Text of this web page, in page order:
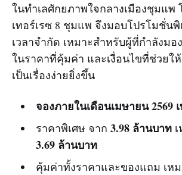
ในทำเลศักยภาพใจกลางเมืองชุมแพ
เทอร์เรซ 8 ชุมแพ จึงมอบโปรโมชั่นพิ
เวลาจำกัด เหมาะสำหรับผู้ที่กำลังม
ในราคาที่คุ้มค่า และเงื่อนไขที่ช่วยใ
เป็นเรื่องง่ายยิ่งขึ้น
จองภายในเดือนเมษายน 2569
ราคาพิเศษ จาก 3.98 ล้านบาทเ
3.69 ล้านบาท
คุ้มค่าทั้งราคาและของแถม เห